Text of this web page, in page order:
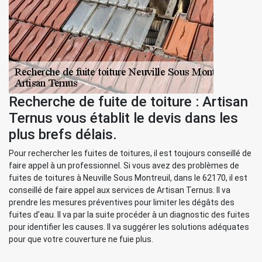
Recherche de fuite de toiture : Artisan
Ternus vous établit le devis dans les
plus brefs délais.
Pour rechercher les fuites de toitures, il est toujours conseillé de
faire appel à un professionnel. Si vous avez des problèmes de
fuites de toitures à Neuville Sous Montreuil, dans le 62170, il est
conseillé de faire appel aux services de Artisan Ternus. Il va
prendre les mesures préventives pour limiter les dégâts des
fuites d’eau. Il va par la suite procéder à un diagnostic des fuites
pour identifier les causes. Il va suggérer les solutions adéquates
pour que votre couverture ne fuie plus.